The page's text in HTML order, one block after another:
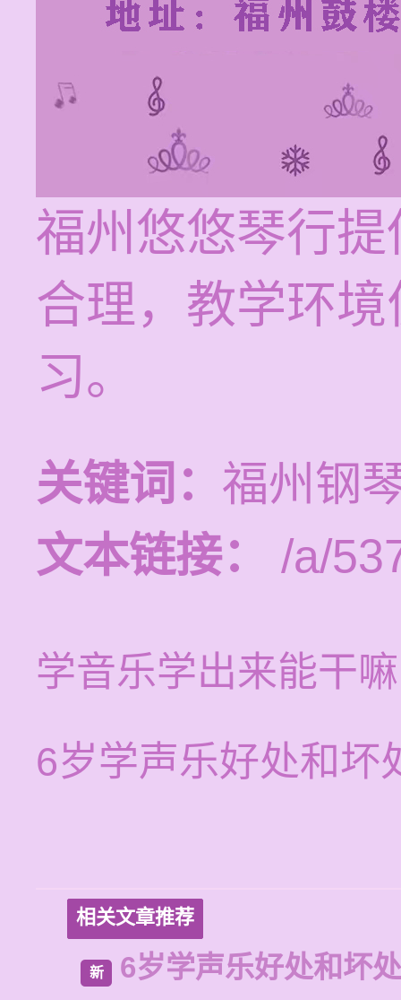
福州悠悠琴行
合理，教学环
习。
关键词： 福州钢
文本链接：
/a/
学音乐学出来能干嘛
6岁学声乐好处和坏
相关文章推荐
新 6岁学声乐好处和坏处